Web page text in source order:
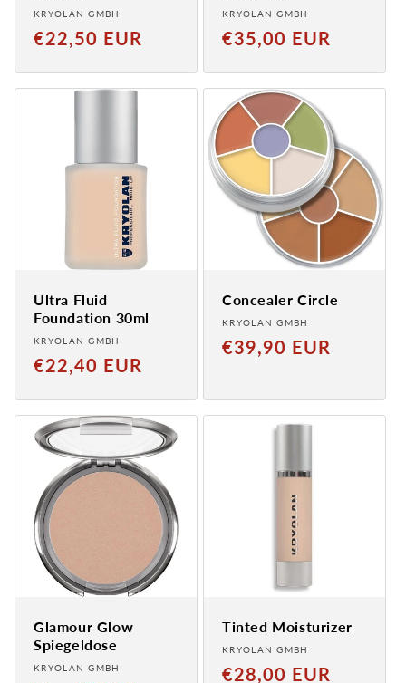
Anbieter:
KRYOLAN GMBH
Normaler
€22,50 EUR
Anbieter:
KRYOLAN GMBH
Normaler
€35,00 EUR
Ultra Fluid
Foundation 30ml
Anbieter:
KRYOLAN GMBH
Normaler
€22,40 EUR
Concealer Circle
Anbieter:
KRYOLAN GMBH
Normaler
€39,90 EUR
Glamour Glow
Spiegeldose
Anbieter:
KRYOLAN GMBH
Tinted Moisturizer
Anbieter:
KRYOLAN GMBH
Normaler
€28,00 EUR